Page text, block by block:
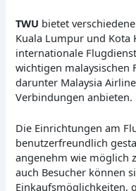
TWU bietet
Kuala Lumpur und Kota
internationale
wichtigen malaysischen
darunter Malaysia
Verbindungen anbieten.
Die Einrichtungen am
benutzerfreundlich
angenehm wie möglich
auch Besucher können
Einkaufsmöglichkeiten,